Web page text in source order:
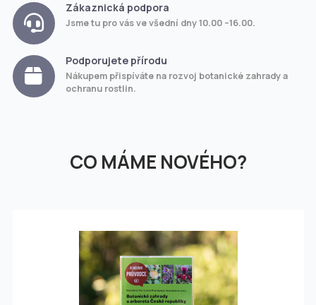
Zákaznická podpora
Jsme tu pro vás ve všední dny 10.00 –16.00.
Podporujete přírodu
Nákupem přispíváte na rozvoj botanické zahrady a
ochranu rostlin.
CO MÁME NOVÉHO?